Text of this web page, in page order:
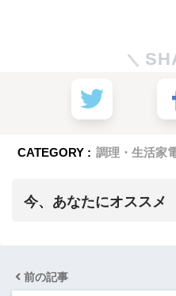
CATEGORY : 調理・生活家
今、あなたにオススメ
前の記事